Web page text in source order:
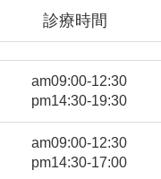
診療時間
am09:00-12:30
pm14:30-19:30
am09:00-12:30
pm14:30-17:00